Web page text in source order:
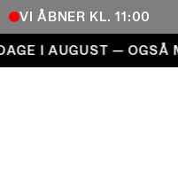
VI ÅBNER KL. 11:00
Åbent alle dage i
I AUGUST — OGSÅ